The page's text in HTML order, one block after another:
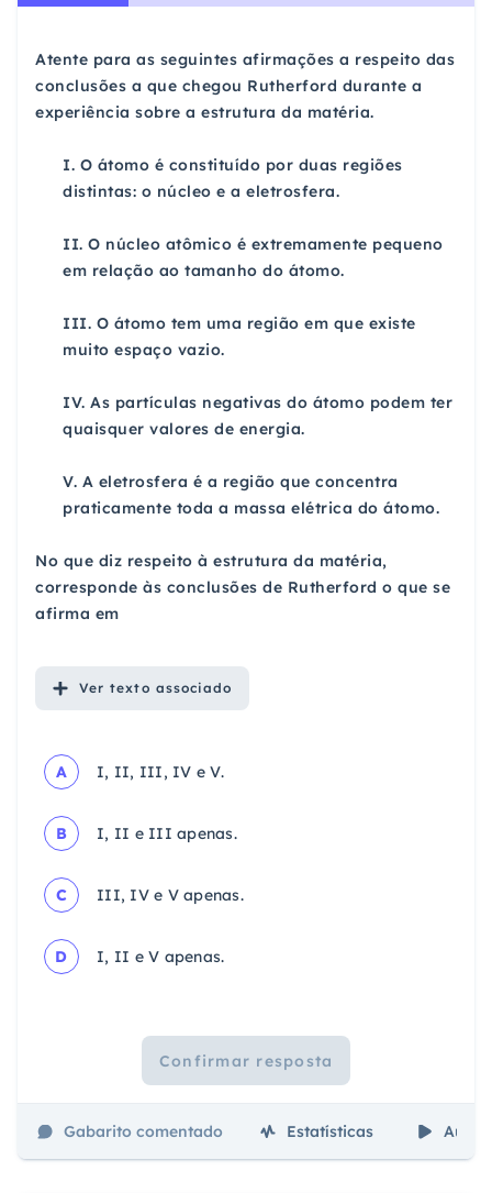
Atente para as seguintes afirmações a respeito das
conclusões a que chegou Rutherford durante a
experiência sobre a estrutura da matéria.
I. O átomo é constituído por duas regiões
distintas: o núcleo e a eletrosfera.
II. O núcleo atômico é extremamente pequeno
em relação ao tamanho do átomo.
III. O átomo tem uma região em que existe
muito espaço vazio.
IV. As partículas negativas do átomo podem ter
quaisquer valores de energia.
V. A eletrosfera é a região que concentra
praticamente toda a massa elétrica do átomo.
No que diz respeito à estrutura da matéria,
corresponde às conclusões de Rutherford o que se
afirma em
Ver texto associado
A I, II, III, IV e V.
B I, II e III apenas.
C III, IV e V apenas.
D I, II e V apenas.
Confirmar resposta
Gabarito comentado Estatísticas Aulas